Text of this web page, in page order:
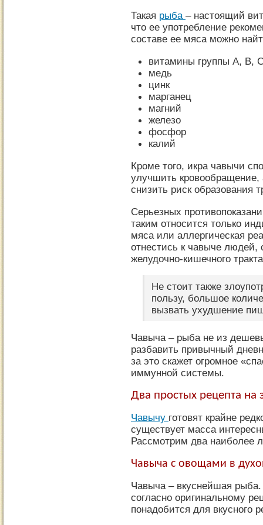
Такая рыба – настоящий
что ее употребление
составе ее мяса можно
витамины группы А, B,
медь
цинк
марганец
магний
железо
фосфор
калий
Кроме того, икра чавычи
улучшить кровообращение,
снизить риск образования
Серьезных
таким относится только
мяса или аллергическая
отнестись к чавыче
желудочно-кишечного
Не стоит также
пользу, большое
вызвать ухудшение
Чавыча – рыба не из
разбавить привычный
за это скажет огромное
иммунной системы.
Два простых рецепта на
Чавычу готовят крайне
существует масса
Рассмотрим два наиболее
Чавыча с овощами в
Чавыча – вкуснейшая
согласно оригинальному
понадобится для вкусного